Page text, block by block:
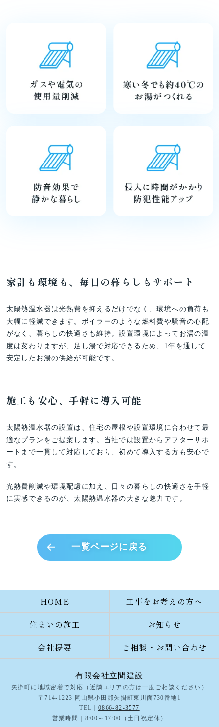
家計も環境も、毎日の暮らしもサポート
太陽熱温水器は光熱費を抑えるだけでなく、環境への負荷も
大幅に軽減できます。ボイラーのような燃料費や騒音の心配
がなく、暮らしの快適さも維持。設置環境によってお湯の温
度は変わりますが、足し湯で対応できるため、1年を通して
安定したお湯の供給が可能です。
施工も安心、手軽に導入可能
太陽熱温水器の設置は、住宅の屋根や設置環境に合わせて最
適なプランをご提案します。当社では設置からアフターサポ
ートまで一貫して対応しており、初めて導入する方も安心で
す。
光熱費削減や環境配慮に加え、日々の暮らしの快適さを手軽
に実感できるのが、太陽熱温水器の大きな魅力です。
一覧ページに戻る
HOME
工事をお考えの方へ
住まいの施工
お知らせ
会社概要
ご相談・お問い合わせ
有限会社立間建設
矢掛町に地域密着で対応（近隣エリアの方は一度ご相談ください）
〒714-1223 岡山県小田郡矢掛町東川面730番地1
TEL｜ 0866-82-3577
営業時間｜8:00～17:00（土日祝定休）